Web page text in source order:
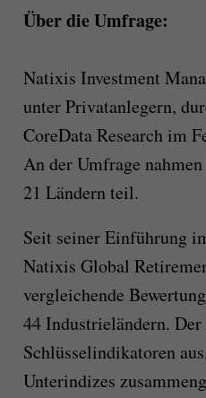
Über die Umfrage:
Natixis Investment
unter Privatanlegern,
CoreData Research im
An der Umfrage
21 Ländern teil.
Seit seiner Einführung
Natixis Global
vergleichende
44 Industrieländern.
Schlüsselindikatoren
Unterindizes